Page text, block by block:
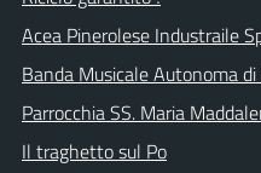
Acea Pinerolese Industraile
Banda Musicale Autonoma di
Parrocchia SS. Maria
Il traghetto sul Po